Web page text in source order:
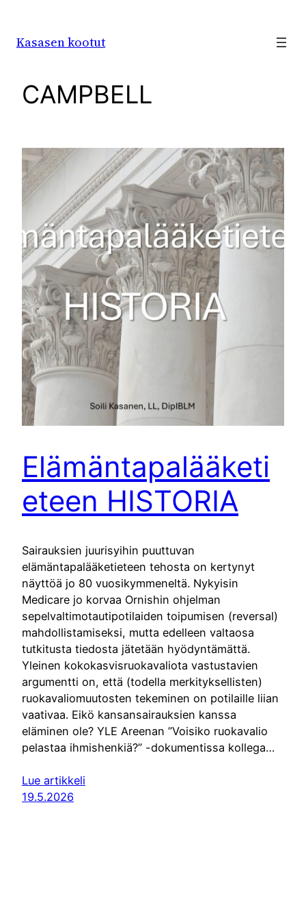
Kasasen kootut
CAMPBELL
Elämäntapalääketi
eteen HISTORIA
Sairauksien juurisyihin puuttuvan
elämäntapalääketieteen tehosta on kertynyt
näyttöä jo 80 vuosikymmeneltä. Nykyisin
Medicare jo korvaa Ornishin ohjelman
sepelvaltimotautipotilaiden toipumisen (reversal)
mahdollistamiseksi, mutta edelleen valtaosa
tutkitusta tiedosta jätetään hyödyntämättä.
Yleinen kokokasvisruokavaliota vastustavien
argumentti on, että (todella merkityksellisten)
ruokavaliomuutosten tekeminen on potilaille liian
vaativaa. Eikö kansansairauksien kanssa
eläminen ole? YLE Areenan ”Voisiko ruokavalio
pelastaa ihmishenkiä?” -dokumentissa kollega…
Lue artikkeli
19.5.2026